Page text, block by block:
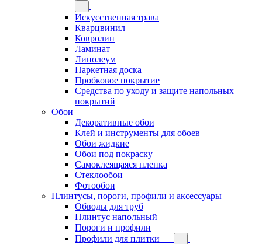
Искусственная трава
Кварцвинил
Ковролин
Ламинат
Линолеум
Паркетная доска
Пробковое покрытие
Средства по уходу и защите напольных
покрытий
Обои
Декоративные обои
Клей и инструменты для обоев
Обои жидкие
Обои под покраску
Самоклеящаяся пленка
Стеклообои
Фотообои
Плинтусы, пороги, профили и аксессуары
Обводы для труб
Плинтус напольный
Пороги и профили
Профили для плитки